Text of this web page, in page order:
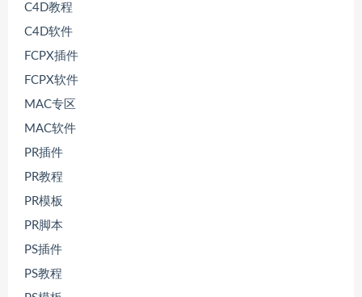
C4D教程
C4D软件
FCPX插件
FCPX软件
MAC专区
MAC软件
PR插件
PR教程
PR模板
PR脚本
PS插件
PS教程